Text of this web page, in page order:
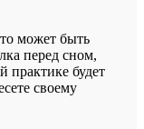
может быть
перед сном,
практике будет
своему